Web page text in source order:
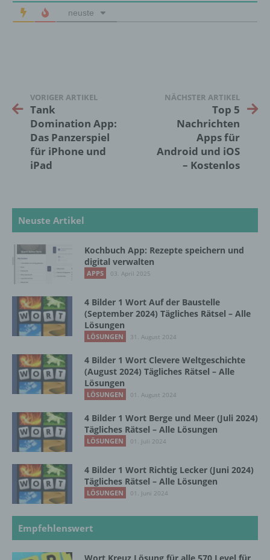
neuste
VORIGER ARTIKEL
Tank
Domination App:
Das Panzerspiel
für iPhone und
iPad
NÄCHSTER ARTIKEL
Top 5
Nachrichten
Apps für
Android und iOS
– Kostenlos
Neuste Artikel
Kochbuch App: Rezepte speichern und
digital verwalten
APPS 03. April 2025
4 Bilder 1 Wort Auf der Baustelle
(September 2024) Tägliches Rätsel – Alle
Lösungen
LÖSUNGEN 31. August 2024
4 Bilder 1 Wort Clevere Weltgeschichte
(August 2024) Tägliches Rätsel – Alle
Lösungen
LÖSUNGEN 01. August 2024
4 Bilder 1 Wort Berge und Meer (Juli 2024)
Tägliches Rätsel – Alle Lösungen
LÖSUNGEN 01. Juli 2024
4 Bilder 1 Wort Richtig Lecker (Juni 2024)
Tägliches Rätsel – Alle Lösungen
LÖSUNGEN 01. Juni 2024
Empfehlenswert
Einschränkung der Verarbeitung ist die
Profiling ist jede Art der automatisierten
Verarbeitung personenbezogener Daten, die
darin besteht, dass diese
personenbezogenen Daten verwendet
werden, um bestimmte persönliche Aspekte,
Lage, Gesundheit, persönlicher Vorlieben,
natürlichen Person zu analysieren oder
vorherzusagen.
f) Pseudonymisierung
Pseudonymisierung ist die Verarbeitung
auf welche die personenbezogenen Daten
ohne Hinzuziehung zusätzlicher
Informationen nicht mehr einer spezifischen
betroffenen Person zugeordnet werden
Informationen gesondert aufbewahrt werden
und technischen und organisatorischen
Maßnahmen unterliegen, die gewährleisten,
einer identifizierten oder identifizierbaren
natürlichen Person zugewiesen werden.
Verantwortlicher